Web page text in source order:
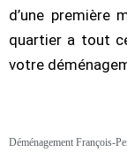
d’une première
quartier a tout
votre
Déménagement François-